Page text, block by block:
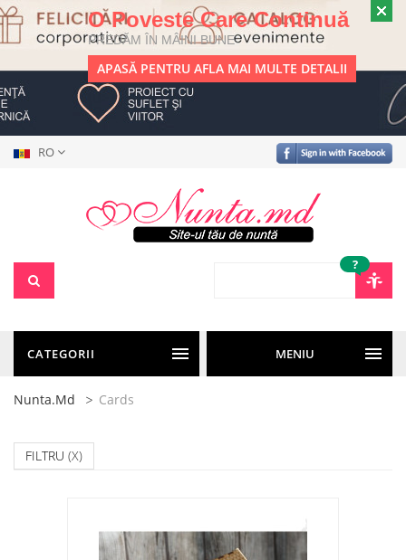
O Poveste Care Continuă
PREDĂM ÎN MÂINI BUNE
APASĂ PENTRU AFLA MAI MULTE DETALII
RO
?
CATEGORII MENIU
Nunta.md Cards
FILTRU (X)